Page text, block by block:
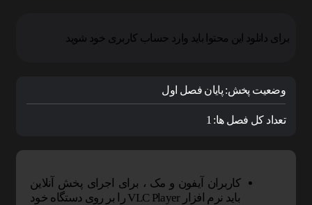
برای دانلود این محتوا باید وارد حساب کاربری خود شوید
وضعیت پخش: پایان فصل اول
تعداد کل فصل ها: 1
کاربران آیفون و مک ، برای اجرای پخش آنلاین
باید نرم افزار VLC Player را بر روی دستگاه خود